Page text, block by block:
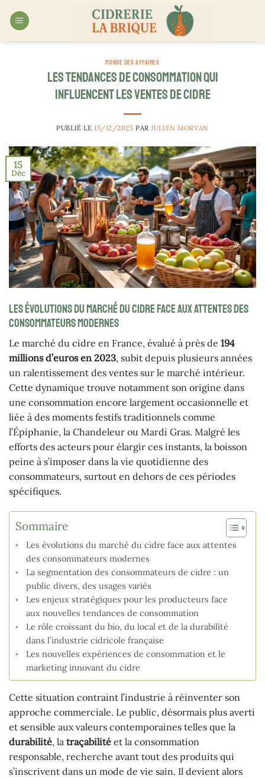
MONDE DES AFFAIRES
Les tendances de consommation qui
influencent les ventes de cidre
PUBLIÉ LE 15/12/2025 PAR JULIEN MORVAN
15
Déc
Les évolutions du marché du cidre face aux attentes des
consommateurs modernes
Le marché du cidre en France, évalué à près de 194
millions d’euros en 2023, subit depuis plusieurs années
un ralentissement des ventes sur le marché intérieur.
Cette dynamique trouve notamment son origine dans
une consommation encore largement occasionnelle et
liée à des moments festifs traditionnels comme
l’Épiphanie, la Chandeleur ou Mardi Gras. Malgré les
efforts des acteurs pour élargir ces instants, la boisson
peine à s’imposer dans la vie quotidienne des
consommateurs, surtout en dehors de ces périodes
spécifiques.
Sommaire
Les évolutions du marché du cidre face aux attentes
des consommateurs modernes
La segmentation des consommateurs de cidre : un
public divers, des usages variés
Les enjeux stratégiques pour les producteurs face
aux nouvelles tendances de consommation
Le rôle croissant du bio, du local et de la durabilité
dans l’industrie cidricole française
Les nouvelles expériences de consommation et le
marketing innovant du cidre
Cette situation contraint l’industrie à réinventer son
approche commerciale. Le public, désormais plus averti
et sensible aux valeurs contemporaines telles que la
durabilité, la traçabilité et la consommation
responsable, recherche avant tout des produits qui
s’inscrivent dans un mode de vie sain. Il devient alors